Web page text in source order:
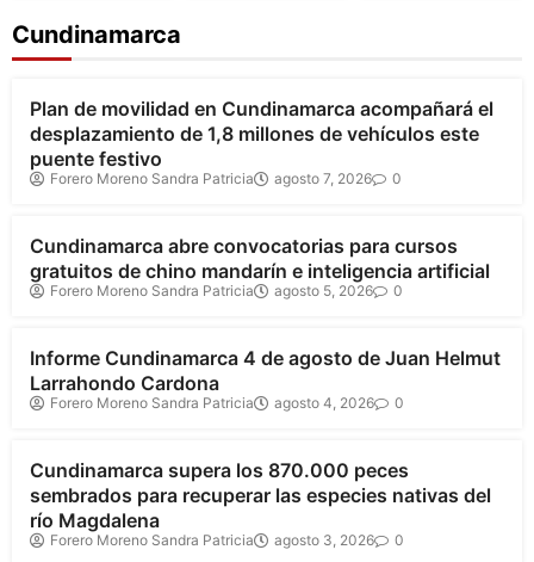
Cundinamarca
Bogotá Cundinamarca
Plan de movilidad en Cundinamarca acompañará el
desplazamiento de 1,8 millones de vehículos este
puente festivo
Forero Moreno Sandra Patricia agosto 7, 2026 0
Cundinamarca
Cundinamarca abre convocatorias para cursos
gratuitos de chino mandarín e inteligencia artificial
Forero Moreno Sandra Patricia agosto 5, 2026 0
Cundinamarca
Informe Cundinamarca 4 de agosto de Juan Helmut
Larrahondo Cardona
Forero Moreno Sandra Patricia agosto 4, 2026 0
Cundinamarca
Cundinamarca supera los 870.000 peces
sembrados para recuperar las especies nativas del
río Magdalena
Forero Moreno Sandra Patricia agosto 3, 2026 0